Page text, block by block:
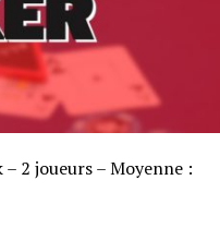
2 joueurs – Moyenne :